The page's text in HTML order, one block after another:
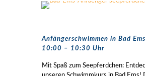
Anfängerschwimmen in Bad
10:00 – 10:30 Uhr
Mit Spaß zum Seepferdchen: